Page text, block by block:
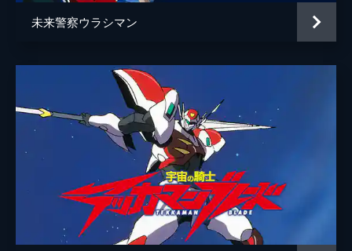
未来警察ウラシマン